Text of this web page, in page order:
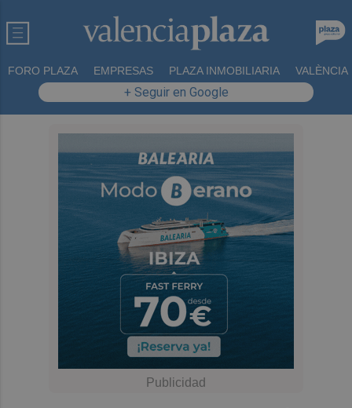
FORO PLAZA EMPRESAS PLAZA INMOBILIARIA VALÈNCIA
+ Seguir en Google